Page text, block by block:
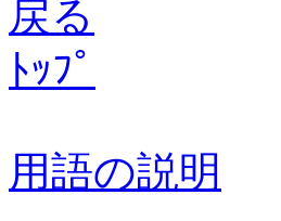
戻る
ﾄｯﾌﾟ
用語の説明